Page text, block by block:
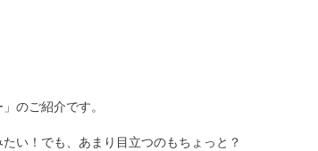
のご紹介です。
い！でも、あまり目立つのもちょっと？